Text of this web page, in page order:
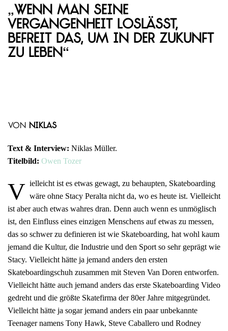
„Wenn man seine
Vergangenheit loslässt,
befreit das, um in der Zukunft
zu leben“
von Niklas
Text & Interview: Niklas Müller.
Titelbild: Owen Tozer
V ielleicht ist es etwas gewagt, zu behaupten, Skateboarding
wäre ohne Stacy Peralta nicht da, wo es heute ist. Vielleicht
ist aber auch etwas wahres dran. Denn auch wenn es unmöglisch
ist, den Einfluss eines einzigen Menschens auf etwas zu messen,
das so schwer zu definieren ist wie Skateboarding, hat wohl kaum
jemand die Kultur, die Industrie und den Sport so sehr geprägt wie
Stacy. Vielleicht hätte ja jemand anders den ersten
Skateboardingschuh zusammen mit Steven Van Doren entworfen.
Vielleicht hätte auch jemand anders das erste Skateboarding Video
gedreht und die größte Skatefirma der 80er Jahre mitgegründet.
Vielleicht hätte ja sogar jemand anders ein paar unbekannte
Teenager namens Tony Hawk, Steve Caballero und Rodney